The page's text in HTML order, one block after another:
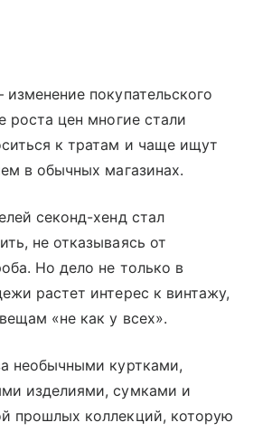
покупательского
роста цен многие стали
к тратам и чаще ищут
в обычных магазинах.
секонд-хенд стал
не отказываясь от
Но дело не только в
растет интерес к винтажу,
«не как у всех».
необычными куртками,
изделиями, сумками и
прошлых коллекций, которую